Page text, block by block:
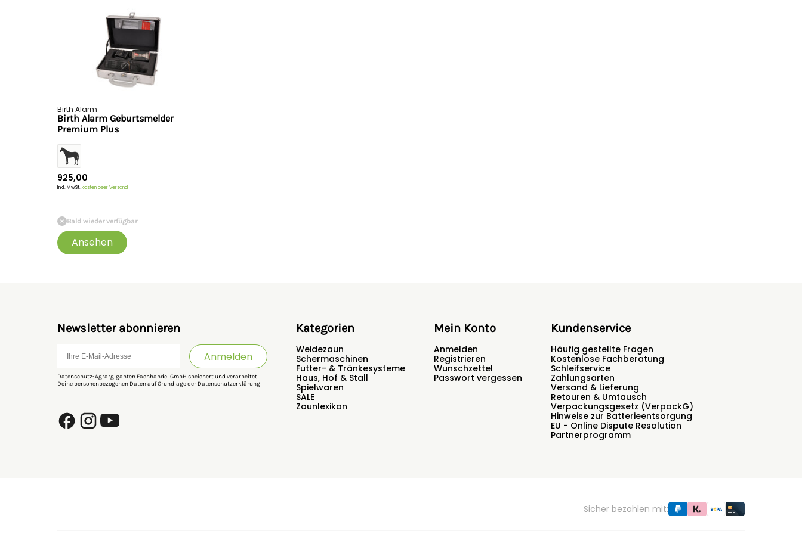
Birth Alarm
Birth Alarm Geburtsmelder
Premium Plus
925,00
Inkl. MwSt.,kostenloser Versand
Bald wieder verfügbar
Ansehen
Newsletter abonnieren
Anmelden
Datenschutz: Agrargiganten Fachhandel GmbH speichert und verarbeitet
Deine personenbezogenen Daten auf Grundlage der Datenschutzerklärung
Kategorien
Weidezaun
Schermaschinen
Futter- & Tränkesysteme
Haus, Hof & Stall
Spielwaren
SALE
Zaunlexikon
Mein Konto
Anmelden
Registrieren
Wunschzettel
Passwort vergessen
Kundenservice
Häufig gestellte Fragen
Kostenlose Fachberatung
Schleifservice
Zahlungsarten
Versand & Lieferung
Retouren & Umtausch
Verpackungsgesetz (VerpackG)
Hinweise zur Batterieentsorgung
EU - Online Dispute Resolution
Partnerprogramm
Sicher bezahlen mit: